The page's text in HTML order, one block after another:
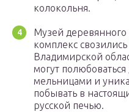
колокольня.
Музей деревянного
комплекс
Владимирской
могут
мельницами и
побывать в
русской печью.